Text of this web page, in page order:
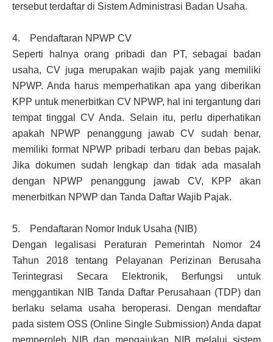
tersebut terdaftar di Sistem Administrasi Badan Usaha.
4. Pendaftaran NPWP CV
Seperti halnya orang pribadi dan PT, sebagai badan
usaha, CV juga merupakan wajib pajak yang memiliki
NPWP. Anda harus memperhatikan apa yang diberikan
KPP untuk menerbitkan CV NPWP, hal ini tergantung dari
tempat tinggal CV Anda. Selain itu, perlu diperhatikan
apakah NPWP penanggung jawab CV sudah benar,
memiliki format NPWP pribadi terbaru dan bebas pajak.
Jika dokumen sudah lengkap dan tidak ada masalah
dengan NPWP penanggung jawab CV, KPP akan
menerbitkan NPWP dan Tanda Daftar Wajib Pajak.
5. Pendaftaran Nomor Induk Usaha (NIB)
Dengan legalisasi Peraturan Pemerintah Nomor 24
Tahun 2018 tentang Pelayanan Perizinan Berusaha
Terintegrasi Secara Elektronik, Berfungsi untuk
menggantikan NIB Tanda Daftar Perusahaan (TDP) dan
berlaku selama usaha beroperasi. Dengan mendaftar
pada sistem OSS (Online Single Submission) Anda dapat
memperoleh NIB dan mengajukan NIB melalui sistem